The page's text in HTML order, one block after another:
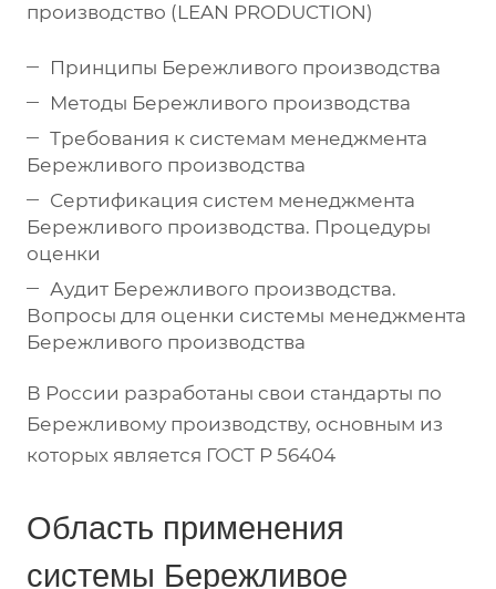
производство (LEAN PRODUCTION)
Принципы Бережливого производства
Методы Бережливого производства
Требования к системам менеджмента
Бережливого производства
Сертификация систем менеджмента
Бережливого производства. Процедуры
оценки
Аудит Бережливого производства.
Вопросы для оценки системы менеджмента
Бережливого производства
В России разработаны свои стандарты по
Бережливому производству, основным из
которых является ГОСТ Р 56404
Область применения
системы Бережливое